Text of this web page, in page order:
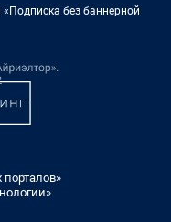
без баннерной